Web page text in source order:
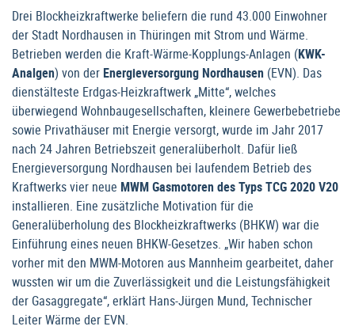
Drei Blockheizkraftwerke beliefern die rund 43.000 Einwohner
der Stadt Nordhausen in Thüringen mit Strom und Wärme.
Betrieben werden die Kraft-Wärme-Kopplungs-Anlagen (KWK-
Analgen) von der Energieversorgung Nordhausen (EVN). Das
dienstälteste Erdgas-Heizkraftwerk „Mitte“, welches
überwiegend Wohnbaugesellschaften, kleinere Gewerbebetriebe
sowie Privathäuser mit Energie versorgt, wurde im Jahr 2017
nach 24 Jahren Betriebszeit generalüberholt. Dafür ließ
Energieversorgung Nordhausen bei laufendem Betrieb des
Kraftwerks vier neue MWM Gasmotoren des Typs TCG 2020 V20
installieren. Eine zusätzliche Motivation für die
Generalüberholung des Blockheizkraftwerks (BHKW) war die
Einführung eines neuen BHKW-Gesetzes. „Wir haben schon
vorher mit den MWM-Motoren aus Mannheim gearbeitet, daher
wussten wir um die Zuverlässigkeit und die Leistungsfähigkeit
der Gasaggregate“, erklärt Hans-Jürgen Mund, Technischer
Leiter Wärme der EVN.